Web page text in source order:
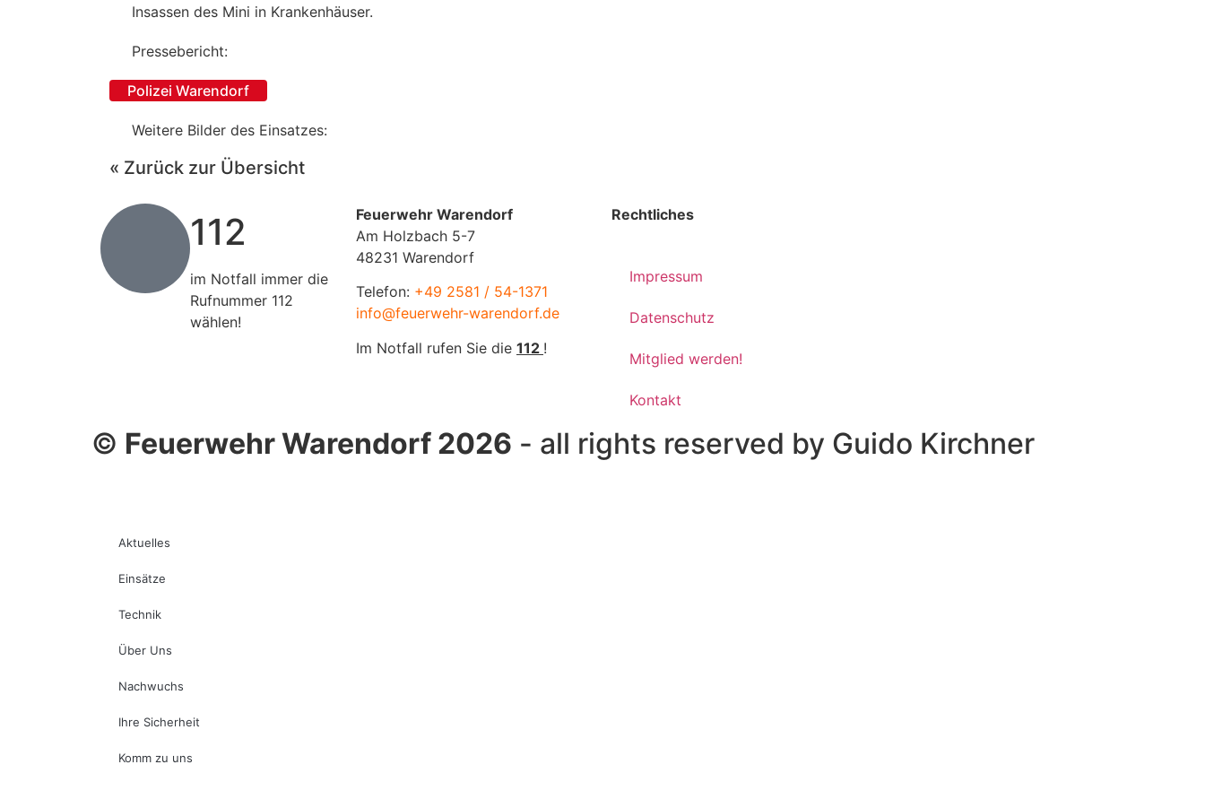
Insassen des Mini in Krankenhäuser.
Pressebericht:
Polizei Warendorf
Weitere Bilder des Einsatzes:
« Zurück zur Übersicht
112
im Notfall immer die
Rufnummer 112
wählen!
Feuerwehr Warendorf
Am Holzbach 5-7
48231 Warendorf
Telefon: +49 2581 / 54-1371
info@feuerwehr-warendorf.de
Im Notfall rufen Sie die 112 !
Rechtliches
Impressum
Datenschutz
Mitglied werden!
Kontakt
© Feuerwehr Warendorf 2026 - all rights reserved by Guido Kirchner
Aktuelles
Einsätze
Technik
Über Uns
Nachwuchs
Ihre Sicherheit
Komm zu uns